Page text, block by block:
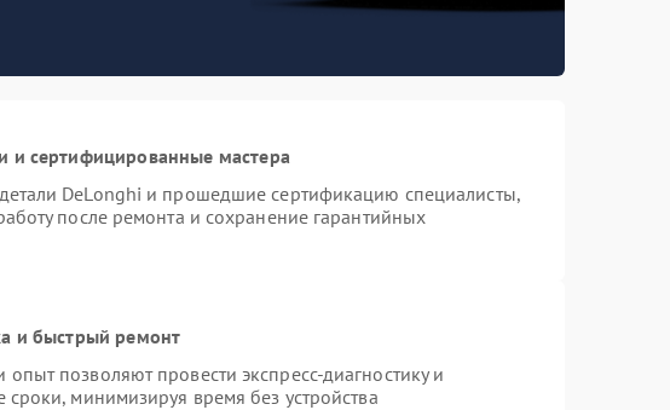
и сертифицированные мастера
DeLonghi и прошедшие сертификацию специалисты,
после ремонта и сохранение гарантийных
и быстрый ремонт
позволяют провести экспресс-диагностику и
сроки, минимизируя время без устройства